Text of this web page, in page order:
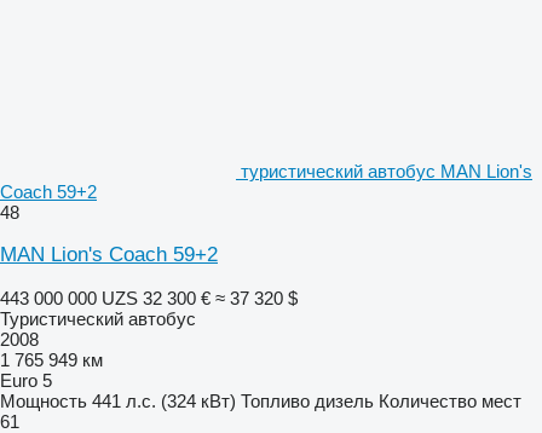
туристический автобус MAN Lion's
Coach 59+2
48
MAN Lion's Coach 59+2
443 000 000 UZS 32 300 € ≈ 37 320 $
Туристический автобус
2008
1 765 949 км
Euro 5
Мощность 441 л.с. (324 кВт) Топливо дизель Количество мест
61